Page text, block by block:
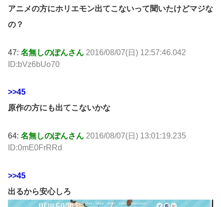
アニメの方にホリエモン出てこないって聞いたけどマジな
の？
47: 名無しのぽんさん 2016/08/07(日) 12:57:46.042
ID:bVz6bUo70
>>45
原作の方にも出てこないかな
64: 名無しのぽんさん 2016/08/07(日) 13:01:19.235
ID:0mE0FrRRd
>>45
出るから安心しろ